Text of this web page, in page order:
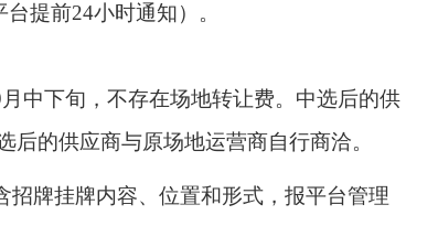
提前24小时通知）。
中下旬，不存在场地转让费。中选后的供
的供应商与原场地运营商自行商洽。
牌挂牌内容、位置和形式，报平台管理